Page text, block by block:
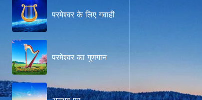
परमेश्वर के लिए गवाही
परमेश्वर का गुणगान